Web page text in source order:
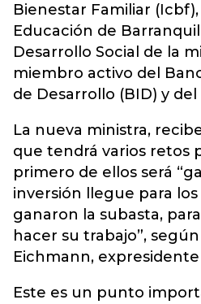
Bienestar Familiar
Educación de
Desarrollo Social de la
miembro activo del
de Desarrollo (BID) y
La nueva ministra,
que tendrá varios retos
primero de ellos será
inversión llegue para
ganaron la subasta,
hacer su trabajo”,
Eichmann, expresidente
Este es un punto